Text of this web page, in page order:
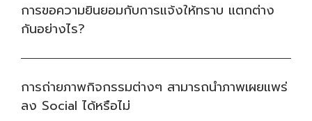
การขอความยินยอมกับการแจ้งให้ทราบ แตกต่าง
กันอย่างไร?
การถ่ายภาพกิจกรรมต่างๆ สามารถนำภาพเผยแพร่
ลง Social ได้หรือไม่